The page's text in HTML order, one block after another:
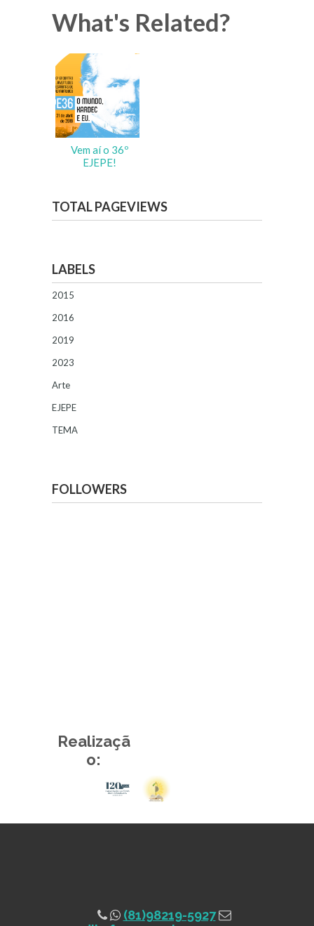
What's Related?
Vem aí o 36º
EJEPE!
TOTAL PAGEVIEWS
LABELS
2015
2016
2019
2023
Arte
EJEPE
TEMA
FOLLOWERS
Realizaçã
o:
(81)98219-5927